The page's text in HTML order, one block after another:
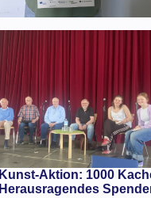
Kunst-Aktion: 1000
Herausragendes